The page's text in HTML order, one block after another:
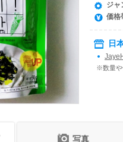
ジャ
価格
日
※数量や
写真